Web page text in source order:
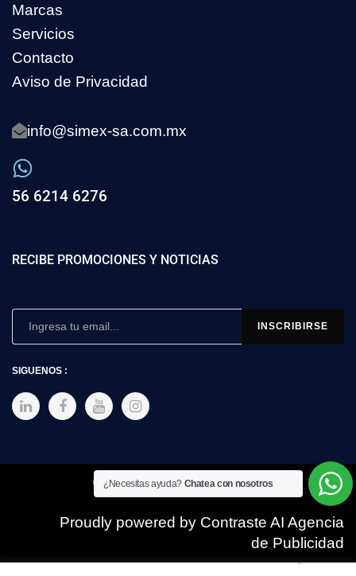
Marcas
Servicios
Contacto
Aviso de Privacidad
info@simex-sa.com.mx
56 6214 6276
RECIBE PROMOCIONES Y NOTICIAS
SIGUENOS :
Copyright © 2025 SIMEX
Proudly powered by Contraste AI Agencia
de Publicidad
¿Necesitas ayuda? Chatea con nosotros